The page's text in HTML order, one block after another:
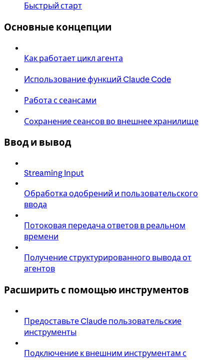
Быстрый старт
Основные концепции
Как работает цикл агента
Использование функций Claude Code
Работа с сеансами
Сохранение сеансов во внешнее хранилище
Ввод и вывод
Streaming Input
Обработка одобрений и пользовательского
ввода
Потоковая передача ответов в реальном
времени
Получение структурированного вывода от
агентов
Расширить с помощью инструментов
Предоставьте Claude пользовательские
инструменты
Подключение к внешним инструментам с